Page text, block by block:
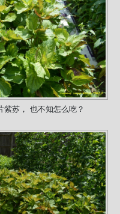
紫苏， 也不知怎么吃？